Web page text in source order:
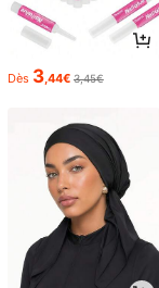
Dès 3,44€ 3,45€